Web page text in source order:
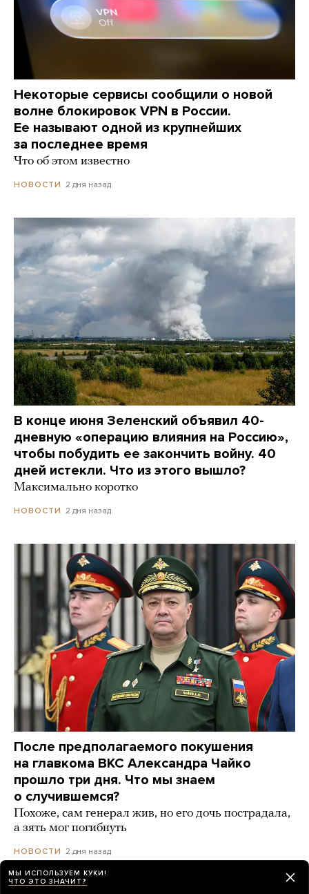
Некоторые сервисы сообщили о новой
волне блокировок VPN в России.
Ее называют одной из крупнейших
за последнее время
Что об этом известно
НОВОСТИ 2 дня назад
В конце июня Зеленский объявил 40-
дневную «операцию влияния на Россию»,
чтобы побудить ее закончить войну. 40
дней истекли. Что из этого вышло?
Максимально коротко
НОВОСТИ 2 дня назад
После предполагаемого покушения
на главкома ВКС Александра Чайко
прошло три дня. Что мы знаем
о случившемся?
Похоже, сам генерал жив, но его дочь пострадала,
а зять мог погибнуть
НОВОСТИ 2 дня назад
МЫ ИСПОЛЬЗУЕМ КУКИ!
ЧТО ЭТО ЗНАЧИТ?